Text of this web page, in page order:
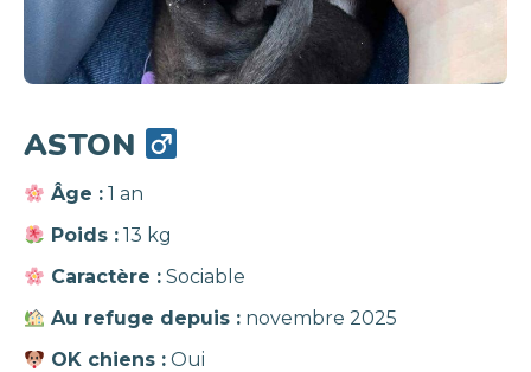
ASTON
Âge : 1 an
Poids : 13 kg
Caractère : Sociable
Au refuge depuis : novembre 2025
OK chiens : Oui